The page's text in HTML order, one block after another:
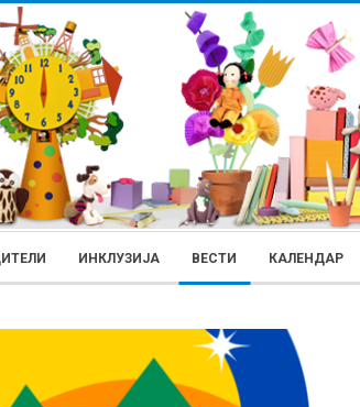
ИНКЛУЗИЈА ВЕСТИ КАЛЕНДАР